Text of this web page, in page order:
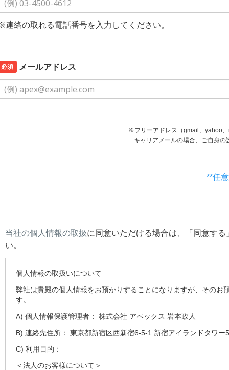
連絡の取れる電話番号を入力してください。
必須 メールアドレス
※フリーアドレス（gmail、yahoo
ャリアメールの場合、ご自身の設定等で受信で
**任
当社の個人情報の取扱に同意いただける場合は、「同意す
い。
個人情報の取扱いについて
弊社は貴殿の個人情報をお預かりすることになりますが、その
す。
A) 個人情報保護管理者： 株式会社 アペックス 岩本政人
B) 連絡先住所： 東京都新宿区西新宿6-5-1 新宿アイランドタワー
C) 利用目的：
＜法人のお客様について＞